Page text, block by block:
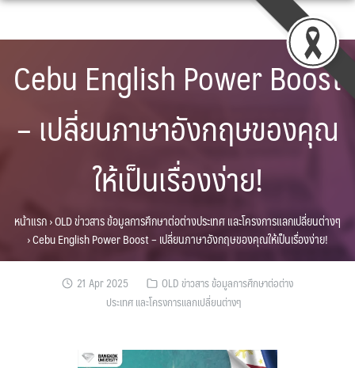
Skip
Cebu English Power Boost
– เปลี่ยนภาษาอังกฤษของคุณ
ให้เป็นเรื่องง่าย!
หน้าแรก›OLD ข่าวสาร ข้อมูลการศึกษาต่อต่างประเทศ และโครงการแลกเปลี่ยนต่างๆ
›Cebu English Power Boost – เปลี่ยนภาษาอังกฤษของคุณให้เป็นเรื่องง่าย!
21 Apr 2025
OLD ข่าวสาร ข้อมูลการศึกษาต่อต่าง
ประเทศ และโครงการแลกเปลี่ยนต่างๆ